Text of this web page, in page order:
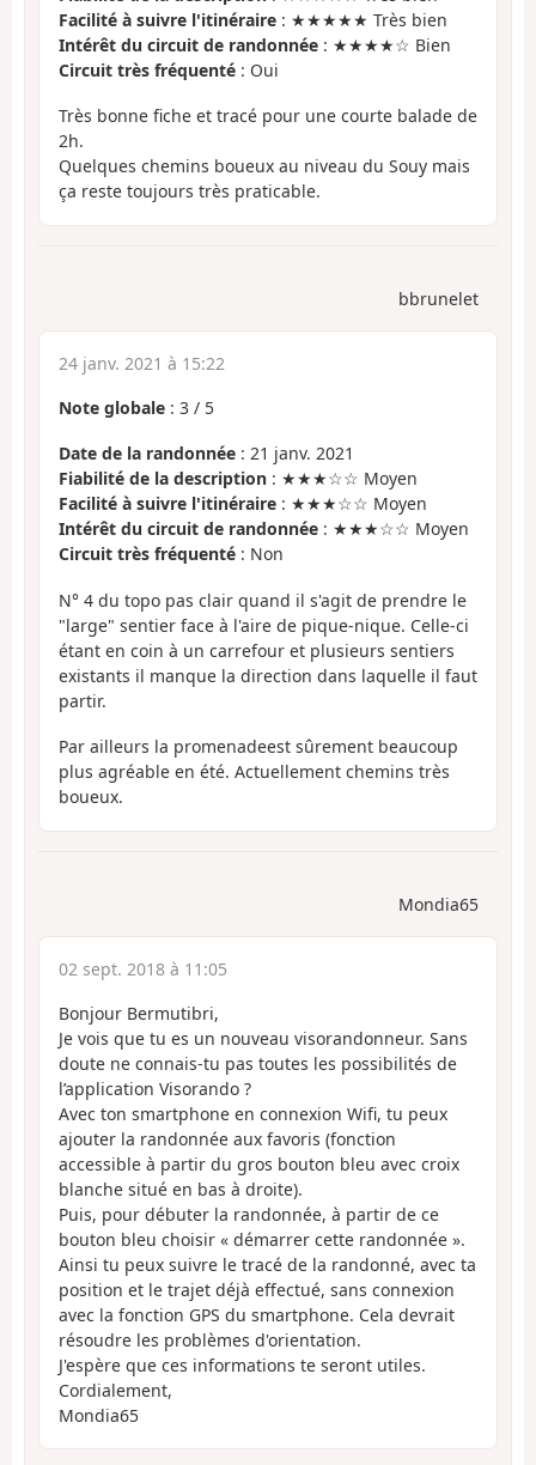
Facilité à suivre l'itinéraire : ★★★★★ Très bien
Intérêt du circuit de randonnée : ★★★★☆ Bien
Circuit très fréquenté : Oui
Très bonne fiche et tracé pour une courte balade de
2h.
Quelques chemins boueux au niveau du Souy mais
ça reste toujours très praticable.
bbrunelet
24 janv. 2021 à 15:22
Note globale : 3 / 5
Date de la randonnée : 21 janv. 2021
Fiabilité de la description : ★★★☆☆ Moyen
Facilité à suivre l'itinéraire : ★★★☆☆ Moyen
Intérêt du circuit de randonnée : ★★★☆☆ Moyen
Circuit très fréquenté : Non
N° 4 du topo pas clair quand il s'agit de prendre le
"large" sentier face à l'aire de pique-nique. Celle-ci
étant en coin à un carrefour et plusieurs sentiers
existants il manque la direction dans laquelle il faut
partir.
Par ailleurs la promenadeest sûrement beaucoup
plus agréable en été. Actuellement chemins très
boueux.
Mondia65
02 sept. 2018 à 11:05
Bonjour Bermutibri,
Je vois que tu es un nouveau visorandonneur. Sans
doute ne connais-tu pas toutes les possibilités de
l’application Visorando ?
Avec ton smartphone en connexion Wifi, tu peux
ajouter la randonnée aux favoris (fonction
accessible à partir du gros bouton bleu avec croix
blanche situé en bas à droite).
Puis, pour débuter la randonnée, à partir de ce
bouton bleu choisir « démarrer cette randonnée ».
Ainsi tu peux suivre le tracé de la randonné, avec ta
position et le trajet déjà effectué, sans connexion
avec la fonction GPS du smartphone. Cela devrait
résoudre les problèmes d'orientation.
J'espère que ces informations te seront utiles.
Cordialement,
Mondia65